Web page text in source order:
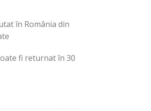
în România din
fi returnat în 30